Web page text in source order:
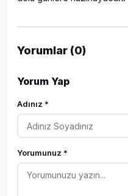
Yorumlar (0)
Yorum Yap
Adınız *
Yorumunuz *